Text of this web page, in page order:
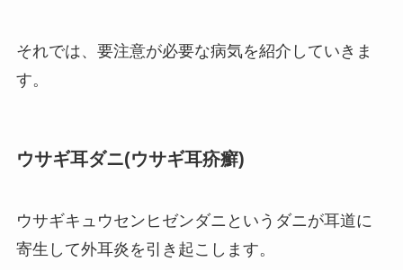
それでは、要注意が必要な病気を紹介していきま
す。
ウサギ耳ダニ(ウサギ耳疥癬)
ウサギキュウセンヒゼンダニというダニが耳道に
寄生して外耳炎を引き起こします。